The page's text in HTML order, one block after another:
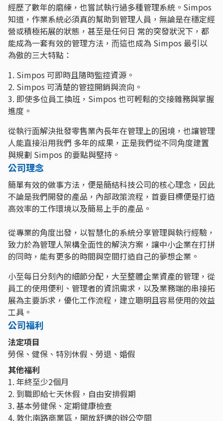
經歷了數年的磨練，也嘗試執⾏過多種管理系統。Simpos
知道，作業系統必須真的幫助到管理⼈員，無論是在穩定經
營或積極拓展的狀態，甚⾄是任何⽇ 常的突發狀況下，都
能成為⼀套有效的管理⽅法，⽽這也成為 Simpos 最引以
為傲的三⼤特點：
1. Simpos 可即時且隨時監控資源。
2. Simpos 可清楚的管控開銷與流向。
3. 即使多位員⼯換班，Simpos 也可輕鬆的交接雜務與掌握
進度。
從執⾏⾯解決批發零售業內⻑年在管理上的困境，也讓管理
⼈能直接沿⽤我們 多年的成果，正是我們從不同⾓度建置
與規劃 Simpos 的要點與堅持。
公司理念
簡單有效的做事方法，便是簡結科技公司的核心理念，因此
不論是我們開發的產品，內部政策流程，首要目標便是打造
高效率的工作環境以及簡易上手的產品。
從專業的⾓度出發，以智慧化的系統分享管理與執⾏經驗，
致⼒於為管理⼈架構全⾯性的解決⽅案，讓中⼩企業在打拼
的同時，能有更多的時間與空間打造⾃⼰的夢想企業。
⼩⾄每⽇分刻內的細節分配，⼤⾄整體企業資產的管理，從
員⼯的使⽤便利、管理者的資訊需求，以及業務端的串接拓
展為主要訴求，優化⼯作流程，建⽴聰明且容易使⽤的效益
⼯具。
公司福利
法定項目
勞保、健保、特別休假、勞退、婚假
其他福利
1. 年終至少2個月
2. 到職即給七天休假，自由安排假期
3. 基本勞健保、定期健康檢查
4. 敦化南路商業區，開放舒適的辦公空間